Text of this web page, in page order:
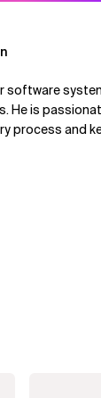
software
He is
process and